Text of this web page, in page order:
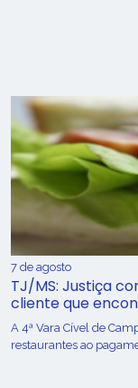
7 de agosto
TJ/MS: Justiça
cliente que
A 4ª Vara Cível de
restaurantes ao